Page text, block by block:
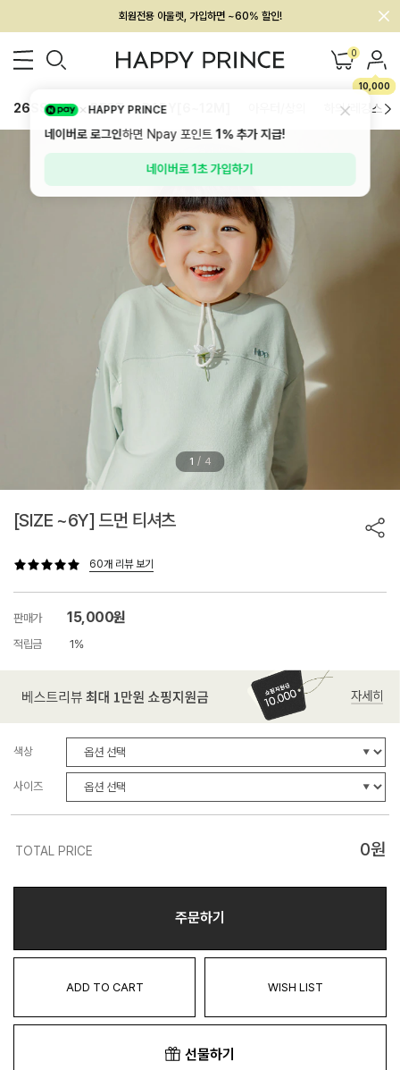
멤버십 최대 28,000원 혜택
0
10,000
26SS 신상 BEST BABY[6~12M] 하의/레깅스
1 / 4
[SIZE ~6Y] 드먼 티셔츠
60개 리뷰 보기
판매가 15,000원
적립금 1%
색상
사이즈
TOTAL PRICE 0원
주문하기
ADD TO CART WISH LIST
선물하기
HAPPY PRINCE
네이버로 로그인하면 Npay 포인트1%추가 지급!
네이버로 1초 가입하기